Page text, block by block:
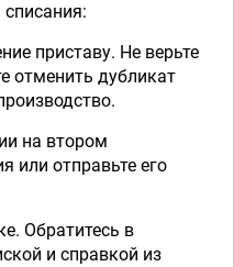
приставу. Не верьте
отменить дубликат
на втором
или отправьте его
Обратитесь в
и справкой из